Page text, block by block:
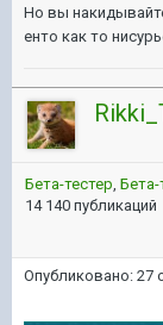
Но вы
енто как то
Бета-тестер Бета-
14 140 публикаций
Опубликовано: 27